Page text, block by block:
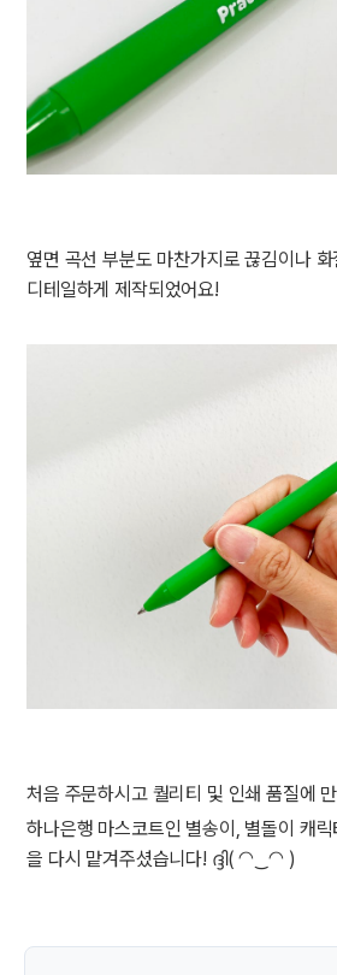
옆면 곡선 부분도 마찬가지로 끊김이나
디테일하게 제작되었어요!
처음 주문하시고 퀄리티 및 인쇄 품질에
하나은행 마스코트인 별송이, 별돌이 캐
을 다시 맡겨주셨습니다! ദ്ദി( ◠‿◠ )